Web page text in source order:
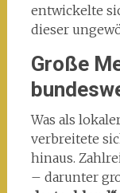
entwickelte
dieser
Große
Was als
verbreitete
hinaus.
– darunter